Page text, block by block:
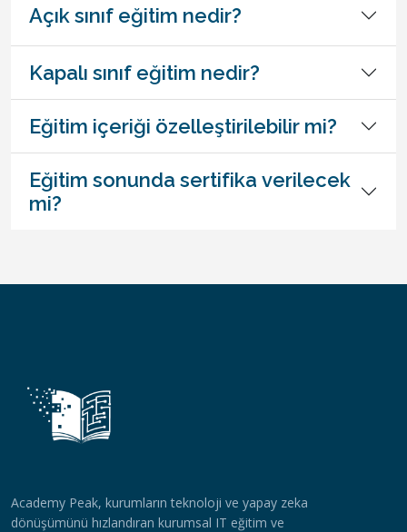
Açık sınıf eğitim nedir?
Kapalı sınıf eğitim nedir?
Eğitim içeriği özelleştirilebilir mi?
Eğitim sonunda sertifika verilecek
mi?
Academy Peak, kurumların teknoloji ve yapay zeka
dönüşümünü hızlandıran kurumsal IT eğitim ve